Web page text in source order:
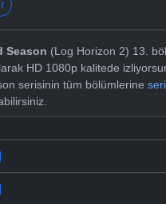
Season (Log Horizon 2) 13.
HD 1080p kalitede
serisinin tüm bölümlerine seri